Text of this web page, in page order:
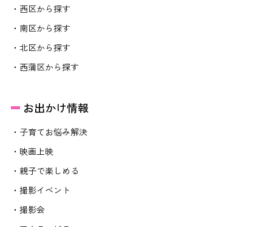
・西区から探す
・南区から探す
・北区から探す
・西蒲区から探す
お出かけ情報
・子育てお悩み解決
・映画上映
・親子で楽しめる
・撮影イベント
・撮影会